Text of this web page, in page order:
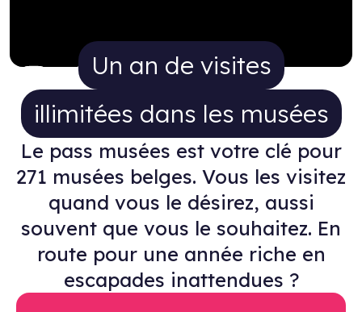
Un an de visites illimitées
Un an de visites
illimitées dans les musées
Le pass musées est votre clé pour
271 musées belges. Vous les visitez
quand vous le désirez, aussi
souvent que vous le souhaitez. En
route pour une année riche en
escapades inattendues ?